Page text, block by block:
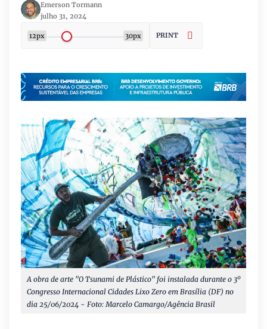
Emerson Tormann
julho 31, 2024
12px 30px PRINT
A obra de arte "O Tsunami de Plástico" foi instalada durante o 3º
Congresso Internacional Cidades Lixo Zero em Brasília (DF) no
dia 25/06/2024 - Foto: Marcelo Camargo/Agência Brasil